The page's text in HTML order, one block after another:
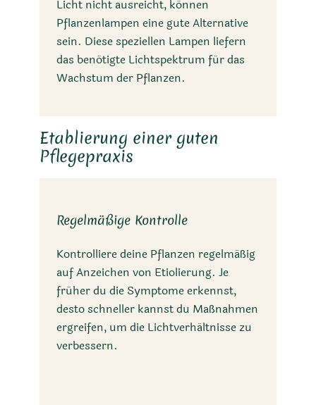
Licht nicht ausreicht, können
Pflanzenlampen eine gute Alternative
sein. Diese speziellen Lampen liefern
das benötigte Lichtspektrum für das
Wachstum der Pflanzen.
Etablierung einer guten
Pflegepraxis
Regelmäßige Kontrolle
Kontrolliere deine Pflanzen regelmäßig
auf Anzeichen von Etiolierung. Je
früher du die Symptome erkennst,
desto schneller kannst du Maßnahmen
ergreifen, um die Lichtverhältnisse zu
verbessern.